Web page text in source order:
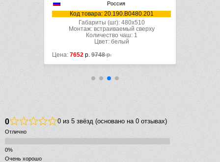
Россия
Код товара: 20.190.B0480.201
Габариты (шг): 480x510
Монтаж: встраиваемый сверху
Количество чаш: 1
Цвет: белый
Цена: 7652 р. 9748р.
0 0 из 5 звёзд (основано на 0 отзывах)
Отлично
Очень хорошо